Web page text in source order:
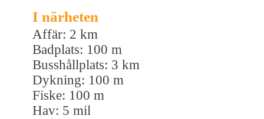
I närheten
Affär: 2 km
Badplats: 100 m
Busshållplats: 3 km
Dykning: 100 m
Fiske: 100 m
Hav: 5 mil